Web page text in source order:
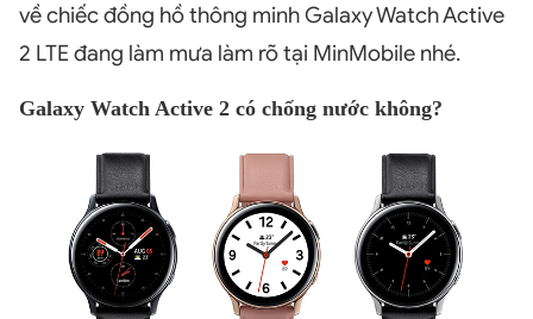
về chiếc đồng hồ thông minh Galaxy Watch Active
2 LTE đang làm mưa làm rõ tại MinMobile nhé.
Galaxy Watch Active 2 có chống nước không?